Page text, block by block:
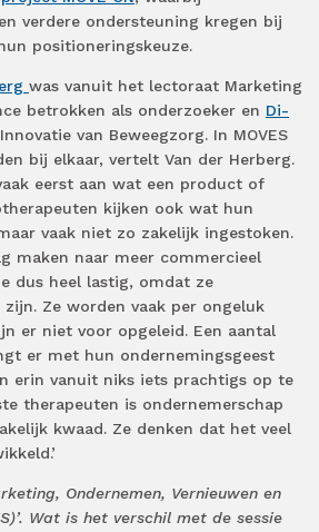
verdere ondersteuning kregen bij
positioneringskeuze.
was vanuit het lectoraat Marketing
betrokken als onderzoeker en Di-
van Beweegzorg. In MOVES
bij elkaar, vertelt Van der Herberg.
eerst aan wat een product of
kijken ook wat hun
vaak niet zo zakelijk ingestoken.
maken naar meer commercieel
dus heel lastig, omdat ze
Ze worden vaak per ongeluk
er niet voor opgeleid. Een aantal
er met hun ondernemingsgeest
erin vanuit niks iets prachtigs op te
therapeuten is ondernemerschap
kwaad. Ze denken dat het veel
Ondernemen, Vernieuwen en
Wat is het verschil met de sessie